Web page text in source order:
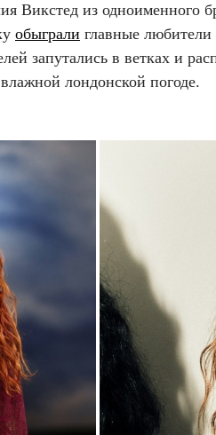
Викстед из одноименного
обыграли главные
запутались в ветках и
лондонской погоде.